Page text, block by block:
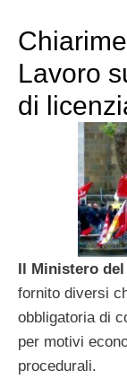
Lavoro
di
Il Ministero
fornito diversi
obbligatoria di
per motivi
procedurali.